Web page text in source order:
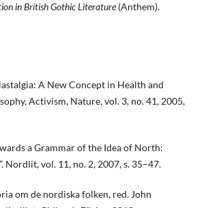
in British Gothic Literature(Anthem).
A New Concept in Health and
Activism, Nature, vol. 3, no. 41, 2005,
a Grammar of the Idea of North:
Nordlit, vol. 11, no. 2, 2007, s. 35–47.
om de nordiska folken, red. John